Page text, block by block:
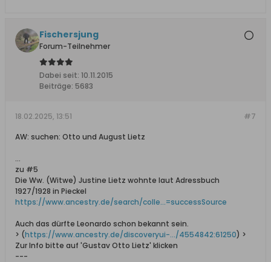
Fischersjung
Forum-Teilnehmer
Dabei seit: 10.11.2015
Beiträge: 5683
#7
18.02.2025, 13:51
AW: suchen: Otto und August Lietz
...
zu #5
Die Ww. (Witwe) Justine Lietz wohnte laut Adressbuch
1927/1928 in Pieckel
https://www.ancestry.de/search/colle...=successSource
Auch das dürfte Leonardo schon bekannt sein.
> (https://www.ancestry.de/discoveryui-.../4554842:61250) >
Zur Info bitte auf 'Gustav Otto Lietz' klicken
---